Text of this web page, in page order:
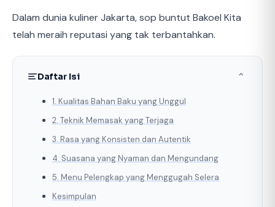
Dalam dunia kuliner Jakarta, sop buntut Bakoel Kita
telah meraih reputasi yang tak terbantahkan.
Daftar Isi ⌃
1. Kualitas Bahan Baku yang Unggul
2. Teknik Memasak yang Terjaga
3. Rasa yang Konsisten dan Autentik
4. Suasana yang Nyaman dan Mengundang
5. Menu Pelengkap yang Menggugah Selera
Kesimpulan